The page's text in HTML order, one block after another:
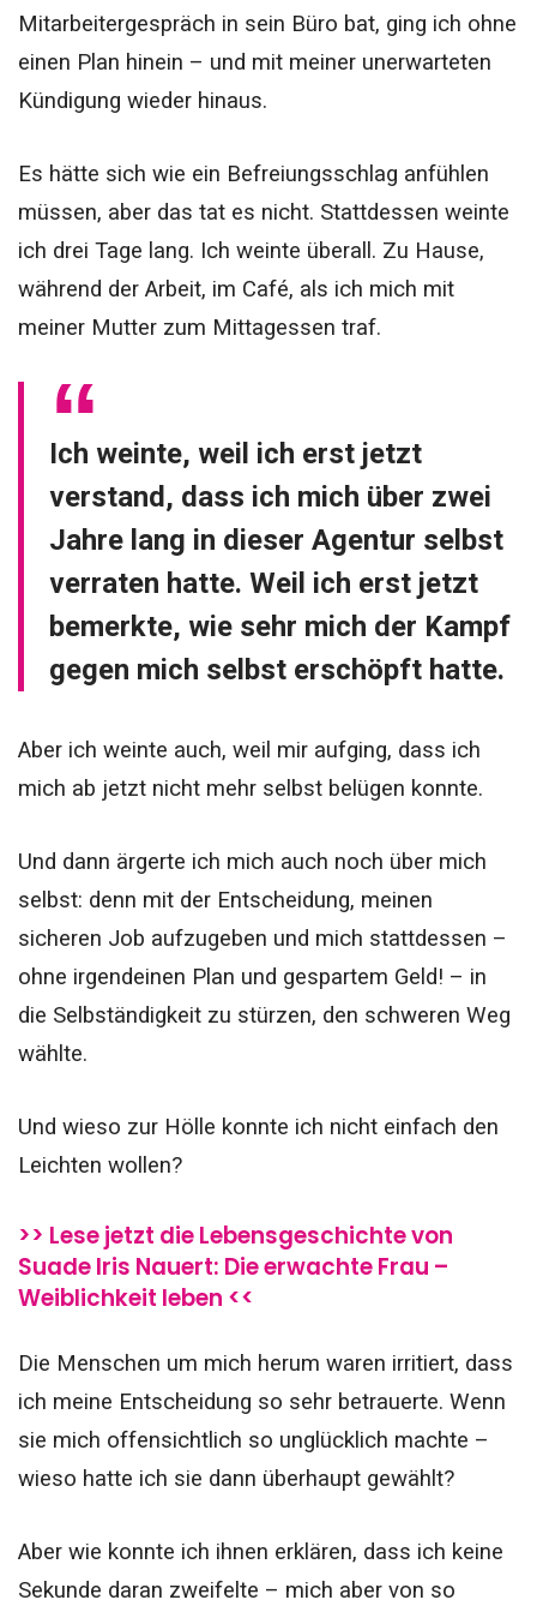
Mitarbeitergespräch in sein Büro bat, ging ich ohne
einen Plan hinein – und mit meiner unerwarteten
Kündigung wieder hinaus.
Es hätte sich wie ein Befreiungsschlag anfühlen
müssen, aber das tat es nicht. Stattdessen weinte
ich drei Tage lang. Ich weinte überall. Zu Hause,
während der Arbeit, im Café, als ich mich mit
meiner Mutter zum Mittagessen traf.
Ich weinte, weil ich erst jetzt
verstand, dass ich mich über zwei
Jahre lang in dieser Agentur selbst
verraten hatte. Weil ich erst jetzt
bemerkte, wie sehr mich der Kampf
gegen mich selbst erschöpft hatte.
Aber ich weinte auch, weil mir aufging, dass ich
mich ab jetzt nicht mehr selbst belügen konnte.
Und dann ärgerte ich mich auch noch über mich
selbst: denn mit der Entscheidung, meinen
sicheren Job aufzugeben und mich stattdessen –
ohne irgendeinen Plan und gespartem Geld! – in
die Selbständigkeit zu stürzen, den schweren Weg
wählte.
Und wieso zur Hölle konnte ich nicht einfach den
Leichten wollen?
>> Lese jetzt die Lebensgeschichte von
Suade Iris Nauert: Die erwachte Frau –
Weiblichkeit leben <<
Die Menschen um mich herum waren irritiert, dass
ich meine Entscheidung so sehr betrauerte. Wenn
sie mich offensichtlich so unglücklich machte –
wieso hatte ich sie dann überhaupt gewählt?
Aber wie konnte ich ihnen erklären, dass ich keine
Sekunde daran zweifelte – mich aber von so